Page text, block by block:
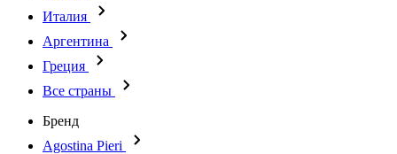
Италия
Аргентина
Греция
Все страны
Бренд
Agostina Pieri